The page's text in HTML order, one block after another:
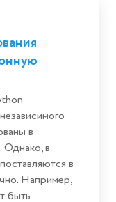
в
Однако, в
в
Например,
быть